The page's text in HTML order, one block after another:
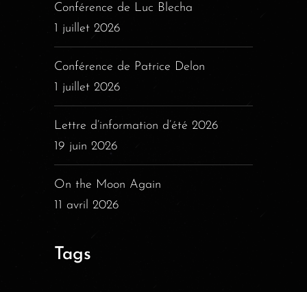
Conférence de Luc Blecha
1 juillet 2026
Conférence de Patrice Delon
1 juillet 2026
Lettre d’information d’été 2026
19 juin 2026
On the Moon Again
11 avril 2026
Tags